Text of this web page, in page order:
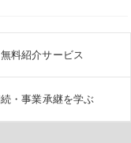
無料紹介サービス
・事業承継を学ぶ